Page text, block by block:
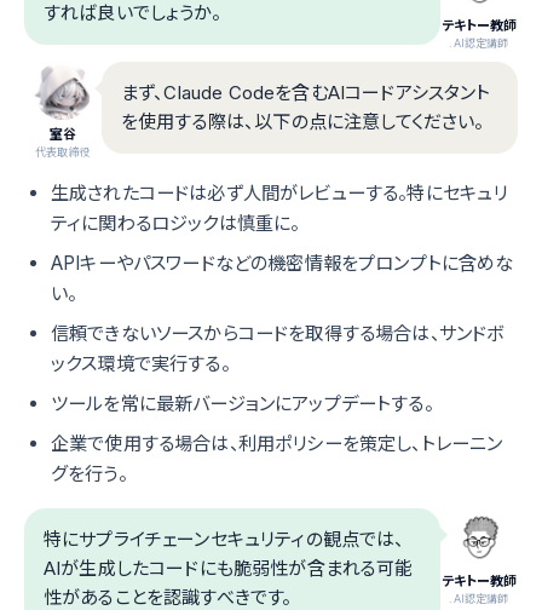
テキトー教師
.AI認定講師
すれば良いでしょうか。
室谷
代表取締役
まず、Claude Codeを含むAIコードアシスタント
を使用する際は、以下の点に注意してください。
生成されたコードは必ず人間がレビューする。特にセキュリ
ティに関わるロジックは慎重に。
APIキーやパスワードなどの機密情報をプロンプトに含めな
い。
信頼できないソースからコードを取得する場合は、サンドボ
ックス環境で実行する。
ツールを常に最新バージョンにアップデートする。
企業で使用する場合は、利用ポリシーを策定し、トレーニン
グを行う。
テキトー教師
.AI認定講師
特にサプライチェーンセキュリティの観点では、
AIが生成したコードにも脆弱性が含まれる可能
性があることを認識すべきです。